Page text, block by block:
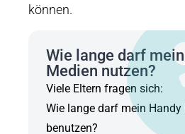
können.
Wie lange darf
Medien nutzen?
Viele Eltern fragen sich:
Wie lange darf mein Handy
benutzen?